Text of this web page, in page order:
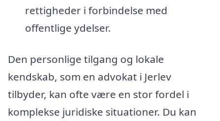
rettigheder i forbindelse med
offentlige ydelser.
Den personlige tilgang og lokale
kendskab, som en advokat i Jerlev
tilbyder, kan ofte være en stor fordel i
komplekse juridiske situationer. Du kan